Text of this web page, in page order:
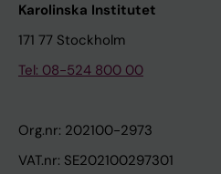
Karolinska Institutet
171 77 Stockholm
Tel: 08-524 800 00
Org.nr: 202100-2973
VAT.nr: SE202100297301